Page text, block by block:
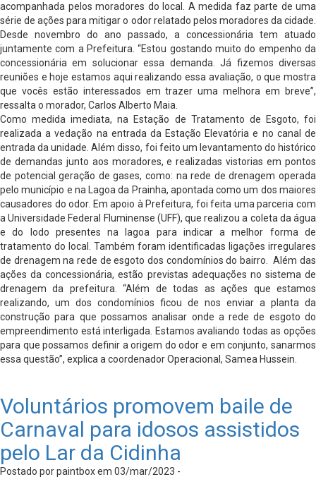
acompanhada pelos moradores do local. A medida faz parte de uma
série de ações para mitigar o odor relatado pelos moradores da cidade.
Desde novembro do ano passado, a concessionária tem atuado
juntamente com a Prefeitura. “Estou gostando muito do empenho da
concessionária em solucionar essa demanda. Já fizemos diversas
reuniões e hoje estamos aqui realizando essa avaliação, o que mostra
que vocês estão interessados em trazer uma melhora em breve”,
ressalta o morador, Carlos Alberto Maia.
Como medida imediata, na Estação de Tratamento de Esgoto, foi
realizada a vedação na entrada da Estação Elevatória e no canal de
entrada da unidade. Além disso, foi feito um levantamento do histórico
de demandas junto aos moradores, e realizadas vistorias em pontos
de potencial geração de gases, como: na rede de drenagem operada
pelo município e na Lagoa da Prainha, apontada como um dos maiores
causadores do odor. Em apoio à Prefeitura, foi feita uma parceria com
a Universidade Federal Fluminense (UFF), que realizou a coleta da água
e do lodo presentes na lagoa para indicar a melhor forma de
tratamento do local. Também foram identificadas ligações irregulares
de drenagem na rede de esgoto dos condomínios do bairro. Além das
ações da concessionária, estão previstas adequações no sistema de
drenagem da prefeitura. “Além de todas as ações que estamos
realizando, um dos condomínios ficou de nos enviar a planta da
construção para que possamos analisar onde a rede de esgoto do
empreendimento está interligada. Estamos avaliando todas as opções
para que possamos definir a origem do odor e em conjunto, sanarmos
essa questão”, explica a coordenador Operacional, Samea Hussein.
Voluntários promovem baile de
Carnaval para idosos assistidos
pelo Lar da Cidinha
Postado por paintbox em 03/mar/2023 -